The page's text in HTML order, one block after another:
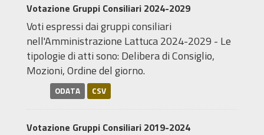
Votazione Gruppi Consiliari 2024-2029
Voti espressi dai gruppi consiliari
nell'Amministrazione Lattuca 2024-2029 - Le
tipologie di atti sono: Delibera di Consiglio,
Mozioni, Ordine del giorno.
ODATA CSV
Votazione Gruppi Consiliari 2019-2024